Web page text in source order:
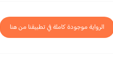
الرواية موجودة كاملة في تطبيقنا من هنا